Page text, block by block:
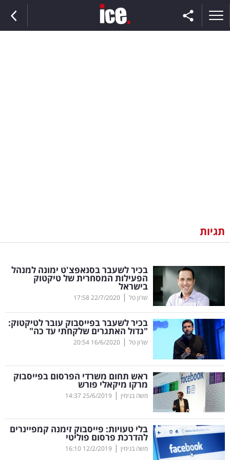
וצרכנות
דיגיטל
וטק
שיווק
ופרסום
משפט
מדדים
ומחקרים
דעות
רכילות
תגיות
בכיר לשעבר בסנאפצ'ט ימונה למנהל
הפעילות המסחרית של טיקטוק
בישראל
שרון טל |
22/7/2020
17:58
בכיר לשעבר בפייסבוק עובר לטיקטוק:
"גדול האתגרים שלקחתי עד כה"
שרון טל |
16/6/2020
20:54
ראש תחום משרדי הפרסום בפייסבוק
מרקו מיקאלי פורש
משה בנימין |
25/6/2019
14:37
בלי טעויות: פייסבוק זימנה קמפיינרים
להדרכת פרסום פוליטי
משה בנימין |
12/2/2019
16:10